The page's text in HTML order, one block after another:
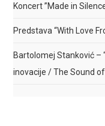
Koncert ”Made in
Predstava “With Love
Bartolomej Stanković –
inovacije / The Sound of